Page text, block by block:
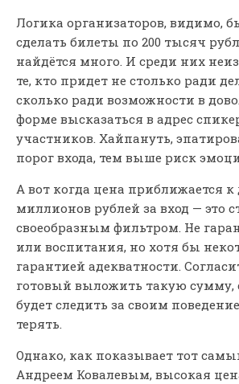
Логика организаторов, видимо,
сделать билеты по 200 тысяч
найдётся много. И среди них
те, кто придет не столько ради
сколько ради возможности в
форме высказаться в адрес
участников. Хайпануть,
порог входа, тем выше риск
А вот когда цена приближается к
миллионов рублей за вход — это
своеобразным фильтром. Не
или воспитания, но хотя бы
гарантией адекватности.
готовый выложить такую сумму,
будет следить за своим
терять.
Однако, как показывает тот
Андреем Ковалевым, высокая